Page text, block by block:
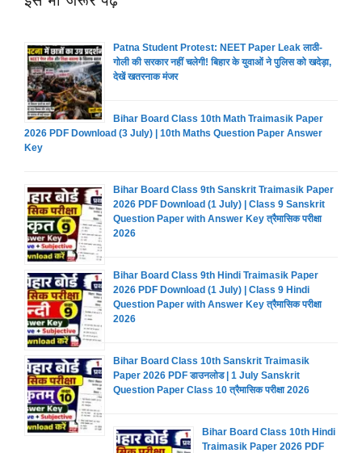
Patna Student Protest: NEET Paper Leak लाठी-
गोली की सरकार नहीं चलेगी! बिहार के युवाओं ने पुलिस को खदेड़ा,
देखें खतरनाक मंजर
Bihar Board Class 10th Math Traimasik Paper
2026 PDF Download (3 July) | 10th Maths Question Paper Answer
Key
Bihar Board Class 9th Sanskrit Traimasik Paper
2026 PDF Download (1 July) | Class 9 Sanskrit
Question Paper with Answer Key त्रैमासिक परीक्षा
2026
Bihar Board Class 9th Hindi Traimasik Paper
2026 PDF Download (1 July) | Class 9 Hindi
Question Paper with Answer Key त्रैमासिक परीक्षा
2026
Bihar Board Class 10th Sanskrit Traimasik
Paper 2026 PDF डाउनलोड | 1 July Sanskrit
Question Paper Class 10 त्रैमासिक परीक्षा 2026
Bihar Board Class 10th Hindi
Traimasik Paper 2026 PDF